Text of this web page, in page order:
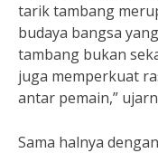
tarik tambang
budaya bangsa
tambang bukan
juga memperkuat
antar pemain,”
Sama halnya